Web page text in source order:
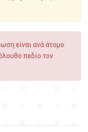
είναι ανά άτομο:
πεδίο τον